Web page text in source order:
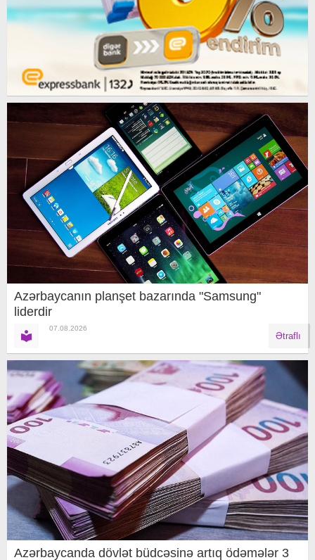
Azərbaycanın planşet bazarında "Samsung"
liderdir
07.08.2026
Ətraflı
Azərbaycanda dövlət büdcəsinə artıq ödəmələr 3